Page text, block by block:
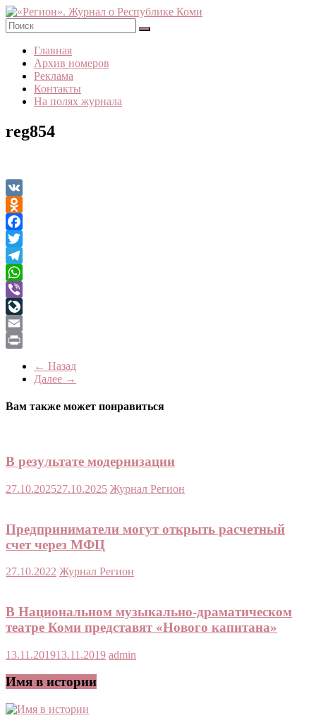
Skip
to
content
«Регион».
Журнал
Республике
Коми
Главная
Архив номеров
Реклама
Контакты
На полях журнала
reg854
VK
Odnoklassniki
Facebook
Twitter
Telegram
WhatsApp
Viber
LiveJournal
Email
← Назад
Далее →
Вам также может понравиться
В результате модернизации
27.10.202527.10.2025 Журнал Регион
Предприниматели могут открыть расчетный
счет через МФЦ
27.10.2022 Журнал Регион
В Национальном музыкально-драматическом
театре Коми представят «Нового капитана»
13.11.201913.11.2019 admin
Имя в истории